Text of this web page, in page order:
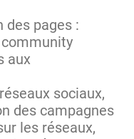
pages :
aux
sociaux,
des campagnes
les réseaux,